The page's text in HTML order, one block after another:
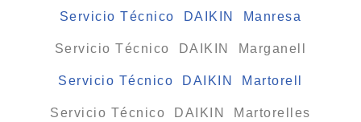
Servicio Técnico DAIKIN Manresa
Servicio Técnico DAIKIN Marganell
Servicio Técnico DAIKIN Martorell
Servicio Técnico DAIKIN Martorelles